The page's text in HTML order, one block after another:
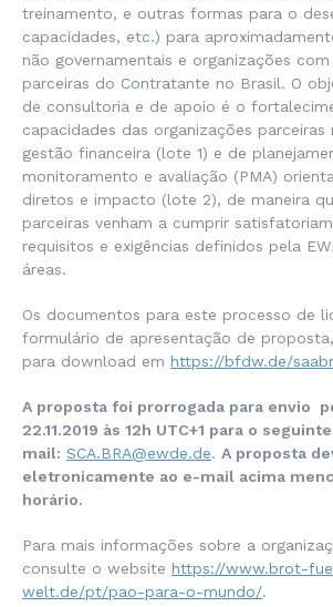
treinamento, e outras formas para o
capacidades, etc.) para
não governamentais e organizações
parceiras do Contratante no Brasil. O
de consultoria e de apoio é o
capacidades das organizações parceiras
gestão financeira (lote 1) e de
monitoramento e avaliação (PMA)
diretos e impacto (lote 2), de maneira
parceiras venham a cumprir
requisitos e exigências definidos pela
áreas.
Os documentos para este processo de
formulário de apresentação de
para download em https://bfdw.de/
A proposta foi prorrogada para envio
22.11.2019 às 12h UTC+1 para o
mail: SCA.BRA@ewde.de. A proposta
eletronicamente ao e-mail acima
horário.
Para mais informações sobre a
consulte o website https://www.brot-
welt.de/pt/pao-para-o-mundo/.